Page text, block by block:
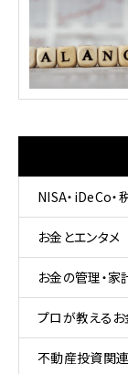
NISA・iDeCo・
お金とエンタメ
お金の管理・家
プロが教えるお
不動産投資関連